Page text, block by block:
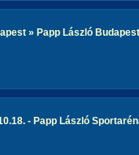
» Papp László
- Papp László